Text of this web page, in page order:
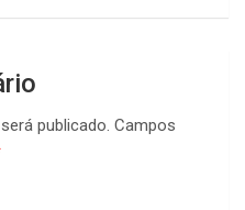
publicado. Campos